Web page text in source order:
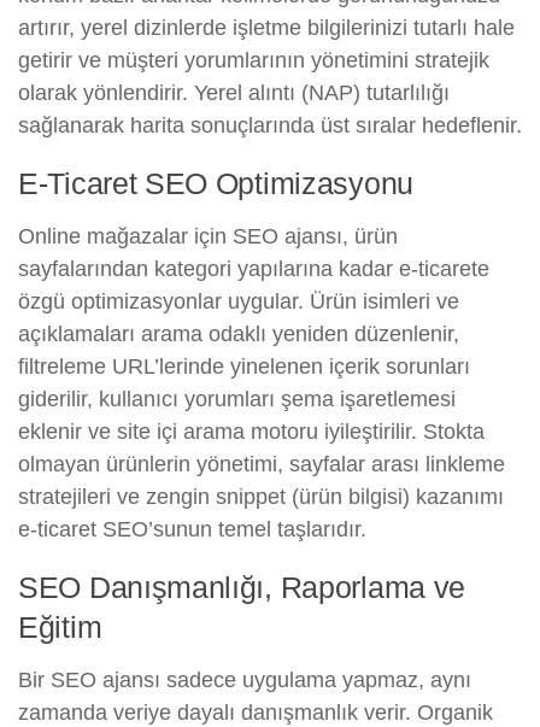
artırır, yerel dizinlerde işletme bilgilerinizi tutarlı hale
getirir ve müşteri yorumlarının yönetimini stratejik
olarak yönlendirir. Yerel alıntı (NAP) tutarlılığı
sağlanarak harita sonuçlarında üst sıralar hedeflenir.
E-Ticaret SEO Optimizasyonu
Online mağazalar için SEO ajansı, ürün
sayfalarından kategori yapılarına kadar e-ticarete
özgü optimizasyonlar uygular. Ürün isimleri ve
açıklamaları arama odaklı yeniden düzenlenir,
filtreleme URL’lerinde yinelenen içerik sorunları
giderilir, kullanıcı yorumları şema işaretlemesi
eklenir ve site içi arama motoru iyileştirilir. Stokta
olmayan ürünlerin yönetimi, sayfalar arası linkleme
stratejileri ve zengin snippet (ürün bilgisi) kazanımı
e-ticaret SEO’sunun temel taşlarıdır.
SEO Danışmanlığı, Raporlama ve
Eğitim
Bir SEO ajansı sadece uygulama yapmaz, aynı
zamanda veriye dayalı danışmanlık verir. Organik